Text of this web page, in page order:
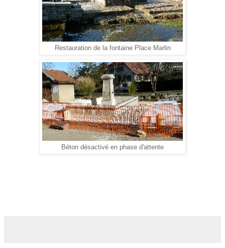
Restauration de la fontaine Place Marlin
Béton désactivé en phase d'attente